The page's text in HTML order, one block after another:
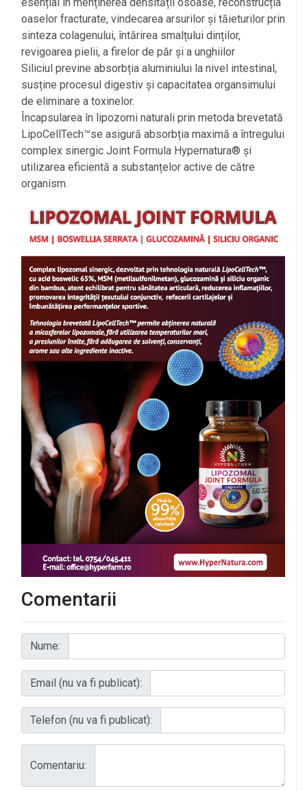
oaselor fracturate, vindecarea arsurilor și tăieturilor prin
sinteza colagenului, întărirea smalțului dinților,
revigoarea pielii, a firelor de păr și a unghiilor
Siliciul previne absorbția aluminiului la nivel intestinal,
susține procesul digestiv și capacitatea organsimului
de eliminare a toxinelor.
Încapsularea în lipozomi naturali prin metoda brevetată
LipoCellTech™se asigură absorbția maximă a întregului
complex sinergic Joint Formula Hypernatura® și
utilizarea eficientă a substanțelor active de către
organism.
Comentarii
Nume:
Email (nu va fi publicat):
Telefon (nu va fi publicat):
Comentariu: